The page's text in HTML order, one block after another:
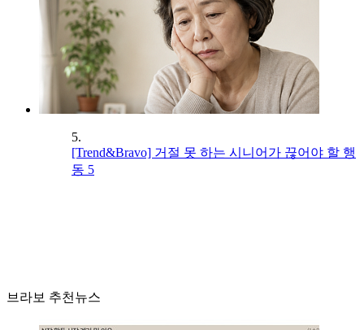
5.
[Trend&Bravo] 거절 못 하는 시니어가 끊어야 할 행
동 5
브라보 추천뉴스